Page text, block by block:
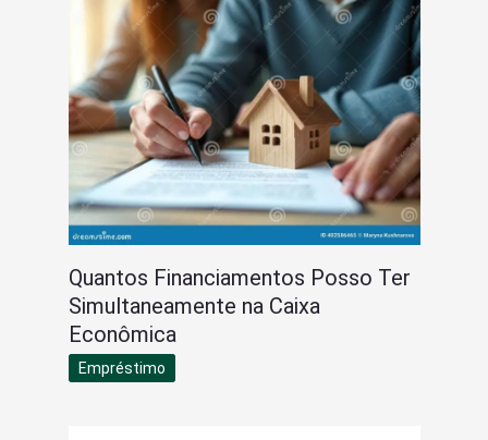
Quantos Financiamentos Posso Ter
Simultaneamente na Caixa
Econômica
Empréstimo